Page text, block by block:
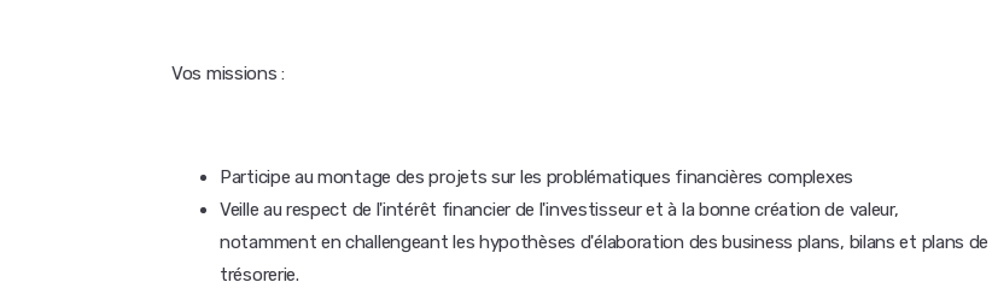
Vos missions :
Participe au montage des projets sur les problématiques financières complexes
Veille au respect de l'intérêt financier de l'investisseur et à la bonne création de valeur,
notamment en challengeant les hypothèses d'élaboration des business plans, bilans et plans de
trésorerie.